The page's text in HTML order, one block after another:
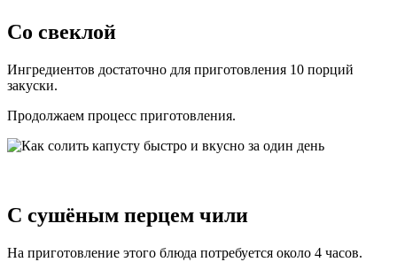
Со свеклой
Ингредиентов достаточно для приготовления 10 порций
закуски.
Продолжаем процесс приготовления.
С сушёным перцем чили
На приготовление этого блюда потребуется около 4 часов.